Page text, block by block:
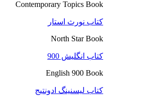
Contemporary Topics Book
کتاب نورث استار
North Star Book
کتاب انگلیش 900
English 900 Book
کتاب لیسنینگ ادونتیج